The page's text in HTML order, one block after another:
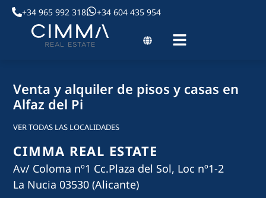
+34 965 992 318 +34 604 435 954
Venta y alquiler de pisos y casas en
Alfaz del Pi
VER TODAS LAS LOCALIDADES
CIMMA REAL ESTATE
Av/ Coloma nº1 Cc.Plaza del Sol, Loc nº1-2
La Nucia 03530 (Alicante)